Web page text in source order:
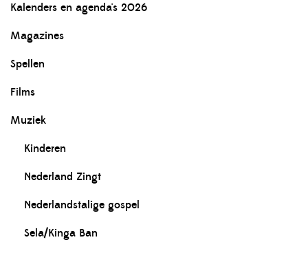
Kalenders en agenda's 2026
Magazines
Spellen
Films
Muziek
Kinderen
Nederland Zingt
Nederlandstalige gospel
Sela/Kinga Ban